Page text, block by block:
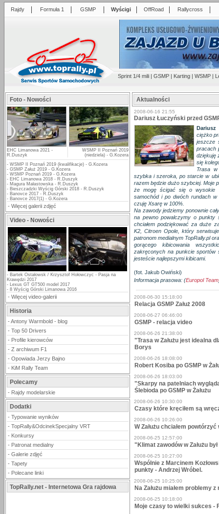
Rajdy | Formuła 1 | GSMP | Wyścigi | OffRoad | Rallycross |
Sprint 1/4 mili | GSMP | Karting | WSMP |
Foto - Nowości
EHC Limanowa 2021 -
R.Duszyk
WSMP II Poznań 2019
(niedziela) - G.Kozera
- WSMP II Poznań 2019 (kwalifikacje) - G.Kozera
- GSMP Załuż 2019 - G.Kozera
- WSMP Poznań 2019 - G.Kozera
- EHC Limanowa 2018 - R.Duszyk
- Magura Małastowska - R.Duszyk
- Bieszczadzki Wyścig Górski 2018 - R.Duszyk
- Banovce 2017 - R.Duszyk
- Banovce 2017(1) - G.Kozera
- Więcej galerii zdjęć
Video - Nowości
- Bartek Ostałowsk / Krzysztof Hołowczyc - Pasja na
Krawędzi 2017
- Lexus GT GT500 model 2017
- 8 Wyścig Górski Limanowa 2016
- Więcej video-galerii
Historia
- Antony Warmbold - blog
- Top 50 Drivers
- Profile kierowców
- Z archiwum F1
- Opowiada Jerzy Bajno
- KiM Rally Team
Polecamy
- Rajdy modelarskie
Dodatki
- Typowanie wyników
- TopRally&OdcinekSpecjalny VRT
- Konkursy
- Patronat medialny
- Galerie zdjęć
- Tapety
- Polecane linki
TopRally.net - Internetowa Gra rajdowa
Aktualności
2008-06-16 21:55
Dariusz Łuczyński przed
Dariusz
ciężko
jeszcze
pracach
dziękuję
się
Trasa w
szybka i szeroka, po starcie w
razem będzie dużo szybciej. Moje
że mogę ścigać się o wysokie
samochód i po dwóch rundach
czuję Xsarę w 100%.
Na zawody jedziemy ponownie
na pewno powalczymy o punkty
chciałem podziękować za duże
K2, Citroen Opole, który
patronom medialnym TopRally.pl
gorącego kibicowania
zakręconych na punkcie sportów
jesteście najlepszymi kibicami.
(fot. Jakub Owiński)
Informacja prasowa: (Europol Team
2008-06-30 15:18:00
Relacja GSMP Załuż 2008
2008-06-27 06:46:00
GSMP - relacja video
2008-06-26 21:38:00
"Trasa w Załużu jest idealna
Borys
2008-06-26 18:08:00
Robert Kosiba po GSMP w
2008-06-26 18:03:00
"Skarpy na patelniach
Ślebioda po GSMP w Żałużu
2008-06-26 10:30:00
Czasy które kręciłem są
2008-06-26 10:26:00
W Załużu chciałem
2008-06-25 12:57:00
"Klimat zawodów w Załużu
2008-06-25 10:27:00
Wspólnie z Marcinem
punkty - Andrzej Wróbel.
2008-06-25 10:25:00
Na Załużu miałem problemy
2008-06-25 10:18:00
Moje czasy to wielki sukces -